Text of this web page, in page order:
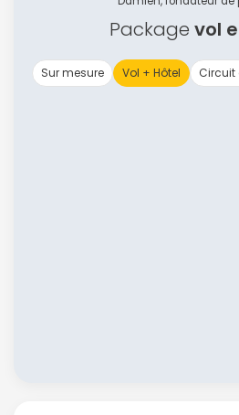
Package vol
Sur mesure Vol + Hôtel Circuit